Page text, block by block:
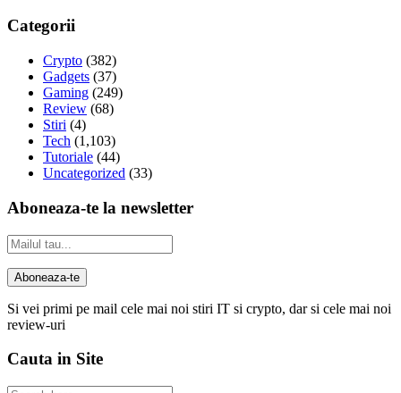
Categorii
Crypto (382)
Gadgets (37)
Gaming (249)
Review (68)
Stiri (4)
Tech (1,103)
Tutoriale (44)
Uncategorized (33)
Aboneaza-te la newsletter
Si vei primi pe mail cele mai noi stiri IT si crypto, dar si cele mai noi
review-uri
Cauta in Site